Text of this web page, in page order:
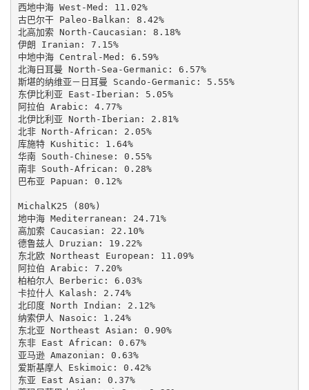
西地中海 West-Med: 11.02%
古巴尔干 Paleo-Balkan: 8.42%
北高加索 North-Caucasian: 8.18%
伊朗 Iranian: 7.15%
中地中海 Central-Med: 6.59%
北海日耳曼 North-Sea-Germanic: 6.57%
斯堪的纳维亚－日耳曼 Scando-Germanic: 5.55%
东伊比利亚 East-Iberian: 5.05%
阿拉伯 Arabic: 4.77%
北伊比利亚 North-Iberian: 2.81%
北非 North-African: 2.05%
库施特 Kushitic: 1.64%
华南 South-Chinese: 0.55%
南非 South-African: 0.28%
巴布亚 Papuan: 0.12%
MichalK25 (80%)
地中海 Mediterranean: 24.71%
高加索 Caucasian: 22.10%
德鲁兹人 Druzian: 19.22%
东北欧 Northeast European: 11.09%
阿拉伯 Arabic: 7.20%
柏柏尔人 Berberic: 6.03%
卡拉什人 Kalash: 2.74%
北印度 North Indian: 2.12%
纳索伊人 Nasoic: 1.24%
东北亚 Northeast Asian: 0.90%
东非 East African: 0.67%
亚马逊 Amazonian: 0.63%
爱斯基摩人 Eskimoic: 0.42%
东亚 East Asian: 0.37%